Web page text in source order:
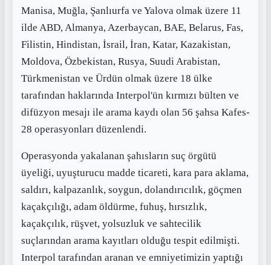
Manisa, Muğla, Şanlıurfa ve Yalova olmak üzere 11
ilde ABD, Almanya, Azerbaycan, BAE, Belarus, Fas,
Filistin, Hindistan, İsrail, İran, Katar, Kazakistan,
Moldova, Özbekistan, Rusya, Suudi Arabistan,
Türkmenistan ve Ürdün olmak üzere 18 ülke
tarafından haklarında Interpol'ün kırmızı bülten ve
difüzyon mesajı ile arama kaydı olan 56 şahsa Kafes-
28 operasyonları düzenlendi.
Operasyonda yakalanan şahısların suç örgütü
üyeliği, uyuşturucu madde ticareti, kara para aklama,
saldırı, kalpazanlık, soygun, dolandırıcılık, göçmen
kaçakçılığı, adam öldürme, fuhuş, hırsızlık,
kaçakçılık, rüşvet, yolsuzluk ve sahtecilik
suçlarından arama kayıtları olduğu tespit edilmişti.
Interpol tarafından aranan ve emniyetimizin yaptığı